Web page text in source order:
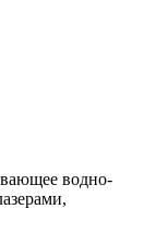
водно-